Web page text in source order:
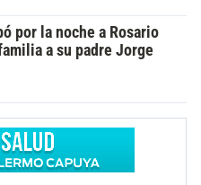
por la noche a Rosario
a su padre Jorge